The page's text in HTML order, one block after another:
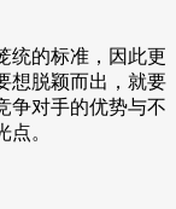
统的标准，因此更
想脱颖而出，就要
争对手的优势与不
。